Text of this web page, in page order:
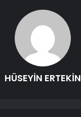
HÜSEYİN ERTEKİN